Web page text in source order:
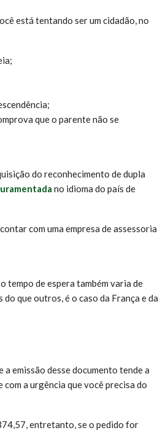
está tentando ser um cidadão, no
que o parente não se
do reconhecimento de dupla
no idioma do país de
com uma empresa de assessoria
tempo de espera também varia de
que outros, é o caso da França e da
emissão desse documento tende a
a urgência que você precisa do
entretanto, se o pedido for